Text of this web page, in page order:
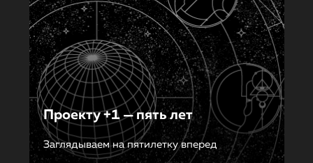
Проекту +1 — пять лет
Заглядываем на пятилетку вперед